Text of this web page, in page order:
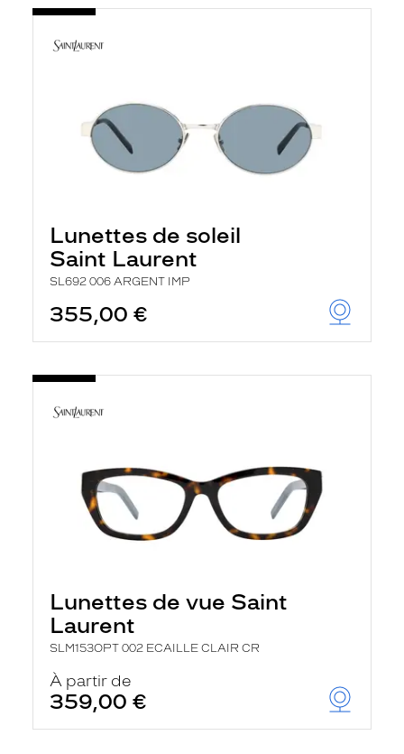
Lunettes de soleil
Saint Laurent
SL692 006 ARGENT IMP
355,00 €
Lunettes de vue Saint
Laurent
SLM153OPT 002 ECAILLE CLAIR CR
À partir de
359,00 €